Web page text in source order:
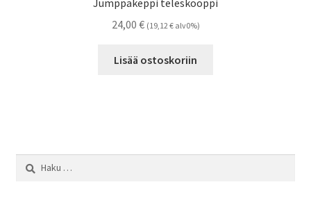
Jumppakeppi teleskooppi
24,00 € (19,12 €alv0%)
Lisää ostoskoriin
Haku: